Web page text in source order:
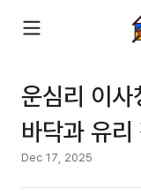
운심리 이
바닥과 유
Dec 17, 2025